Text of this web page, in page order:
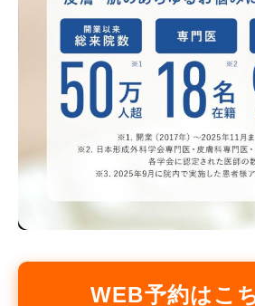
WEB予約はこ